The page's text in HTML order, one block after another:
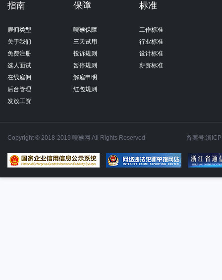
指南
雇佣类型
关于我们
免费注册
选人面试
在线雇佣
后台管理
发放工资
保障
嗖猴保障
三天试用
投诉规则
暂停规则
解雇申明
红包规则
标准
工作标准
行业标准
设计标准
薪资标准
Copyright © 2018-2019 嗖猴网 All Rights Reserved 备案号:浙